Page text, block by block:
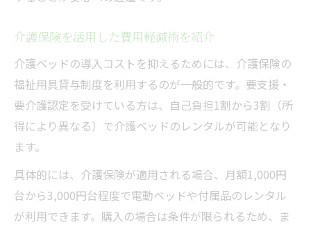
介護保険を活用した費用軽減術を紹介
介護ベッドの導入コストを抑えるためには、介護保険の
福祉用具貸与制度を利用するのが一般的です。要支援・
要介護認定を受けている方は、自己負担1割から3割（所
得により異なる）で介護ベッドのレンタルが可能となり
ます。
具体的には、介護保険が適用される場合、月額1,000円
台から3,000円台程度で電動ベッドや付属品のレンタル
が利用できます。購入の場合は条件が限られるため、ま